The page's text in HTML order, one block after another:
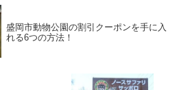
盛岡市動物公園の割引クーポンを手に入
れる6つの方法！